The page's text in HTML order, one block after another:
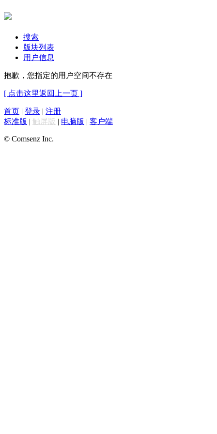
搜索
版块列表
用户信息
抱歉，您指定的用户空间不存在
[ 点击这里返回上一页 ]
首页 | 登录 | 注册
标准版 | 触屏版 | 电脑版 | 客户端
© Comsenz Inc.